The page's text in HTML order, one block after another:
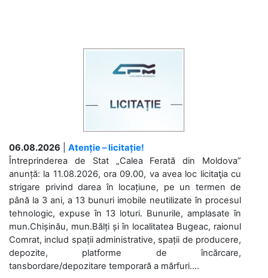
06.08.2026
Atenție – licitație!
Întreprinderea de Stat „Calea Ferată din Moldova”
anunță: la 11.08.2026, ora 09.00, va avea loc licitaţia cu
strigare privind darea în locațiune, pe un termen de
până la 3 ani, a 13 bunuri imobile neutilizate în procesul
tehnologic, expuse în 13 loturi. Bunurile, amplasate în
mun.Chișinău, mun.Bălți și în localitatea Bugeac, raionul
Comrat, includ spații administrative, spații de producere,
depozite, platforme de încărcare,
tansbordare/depozitare temporară a mărfuri....